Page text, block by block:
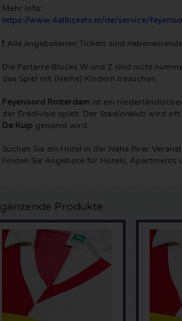
Mehr Info:
https://www.4alltickets.nl/de/service/
❗ Alle angebotenen Tickets sind
Die Parterre Blocks W und Z sind nicht
das Spiel mit (kleine) Kindern besuchen.
Feyenoord Rotterdam ist ein
der Eredivisie spielt. Der Stadionklub wird
De Kuip genannt wird.
Suchen Sie ein Hotel in der Nähe Ihrer
Finden Sie Angebote für Hotels, Apartments
Produkte